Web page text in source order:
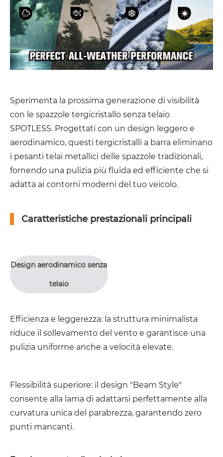
Sperimenta la prossima generazione di visibilità
con le spazzole tergicristallo senza telaio
SPOTLESS. Progettati con un design leggero e
aerodinamico, questi tergicristalli a barra eliminano
i pesanti telai metallici delle spazzole tradizionali,
fornendo una pulizia più fluida ed efficiente che si
adatta ai contorni moderni del tuo veicolo.
Caratteristiche prestazionali principali
Design aerodinamico senza
telaio
Efficienza e leggerezza: la struttura minimalista
riduce il sollevamento del vento e garantisce una
pulizia uniforme anche a velocità elevate.
Flessibilità superiore: il design "Beam Style"
consente alla lama di adattarsi perfettamente alla
curvatura unica del parabrezza, garantendo zero
punti mancanti.